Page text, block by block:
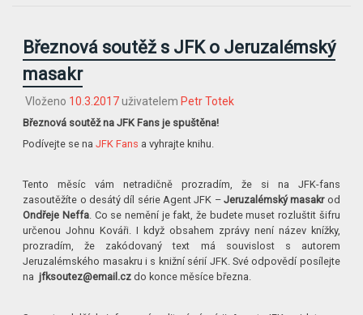
Březnová soutěž s JFK o Jeruzalémský
masakr
Vloženo 10.3.2017uživatelem Petr Totek
Březnová soutěž na JFK Fans je spuštěna!
Podívejte se naJFK Fans a vyhrajte knihu.
Tento měsíc vám netradičně prozradím, že si na JFK-fans
zasoutěžíte o desátý díl série Agent JFK –Jeruzalémský masakrod
Ondřeje Neffa. Co se nemění je fakt, že budete muset rozluštit šifru
určenou Johnu Kováři. I když obsahem zprávy není název knížky,
prozradím, že zakódovaný text má souvislost s autorem
Jeruzalémského masakru i s knižní sérií JFK. Své odpovědí posílejte
na jfksoutez@email.cz do konce měsíce března.